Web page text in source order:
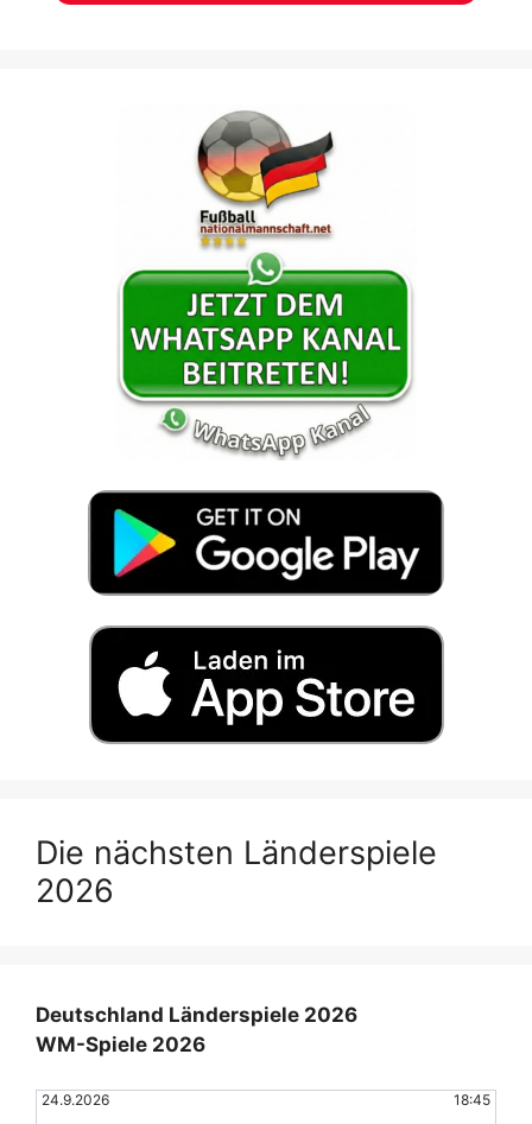
Die nächsten Länderspiele
2026
Deutschland Länderspiele 2026
WM-Spiele 2026
24.9.2026 18:45